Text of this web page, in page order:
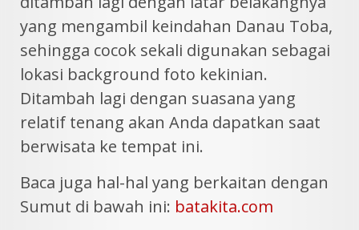
yang mengambil keindahan Danau Toba,
sehingga cocok sekali digunakan sebagai
lokasi background foto kekinian.
Ditambah lagi dengan suasana yang
relatif tenang akan Anda dapatkan saat
berwisata ke tempat ini.
Baca juga hal-hal yang berkaitan dengan
Sumut di bawah ini: batakita.com